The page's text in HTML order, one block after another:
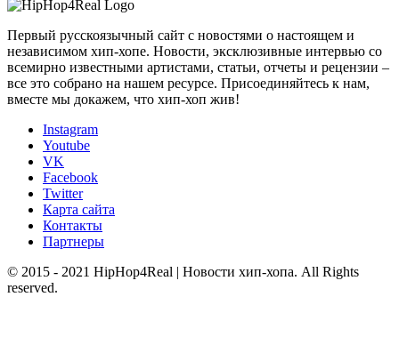
Первый русскоязычный сайт с новостями о настоящем и
независимом хип-хопе. Новости, эксклюзивные интервью со
всемирно известными артистами, статьи, отчеты и рецензии –
все это собрано на нашем ресурсе. Присоединяйтесь к нам,
вместе мы докажем, что хип-хоп жив!
Instagram
Youtube
VK
Facebook
Twitter
Карта сайта
Контакты
Партнеры
© 2015 - 2021 HipHop4Real | Новости хип-хопа. All Rights
reserved.